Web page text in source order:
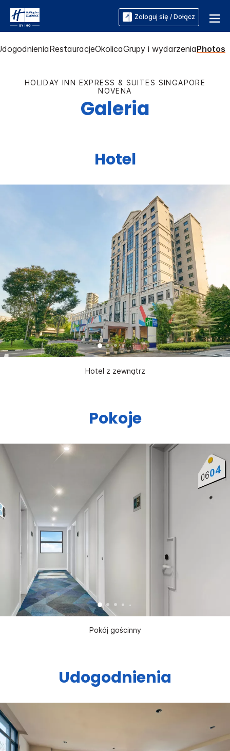
Zaloguj się / Dołącz
RestauracjeOkolicaGrupy i wydarzeniaPhotos
HOLIDAY INN EXPRESS & SUITES SINGAPORE
NOVENA
Galeria
Hotel
Hotel z zewnątrz
Pokoje
Pokój gościnny
Udogodnienia